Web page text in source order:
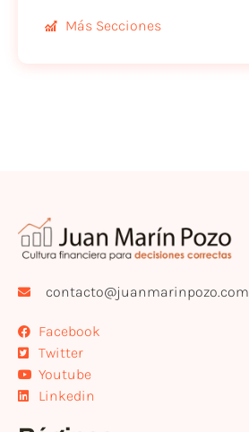
Más Secciones
contacto@juanmarinpozo.com
Facebook
Twitter
Youtube
Linkedin